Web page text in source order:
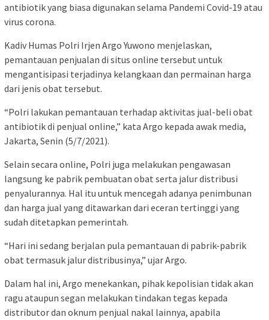
antibiotik yang biasa digunakan selama Pandemi Covid-19 atau
virus corona.
Kadiv Humas Polri Irjen Argo Yuwono menjelaskan,
pemantauan penjualan di situs online tersebut untuk
mengantisipasi terjadinya kelangkaan dan permainan harga
dari jenis obat tersebut.
“Polri lakukan pemantauan terhadap aktivitas jual-beli obat
antibiotik di penjual online,” kata Argo kepada awak media,
Jakarta, Senin (5/7/2021).
Selain secara online, Polri juga melakukan pengawasan
langsung ke pabrik pembuatan obat serta jalur distribusi
penyalurannya. Hal itu untuk mencegah adanya penimbunan
dan harga jual yang ditawarkan dari eceran tertinggi yang
sudah ditetapkan pemerintah.
“Hari ini sedang berjalan pula pemantauan di pabrik-pabrik
obat termasuk jalur distribusinya,” ujar Argo.
Dalam hal ini, Argo menekankan, pihak kepolisian tidak akan
ragu ataupun segan melakukan tindakan tegas kepada
distributor dan oknum penjual nakal lainnya, apabila